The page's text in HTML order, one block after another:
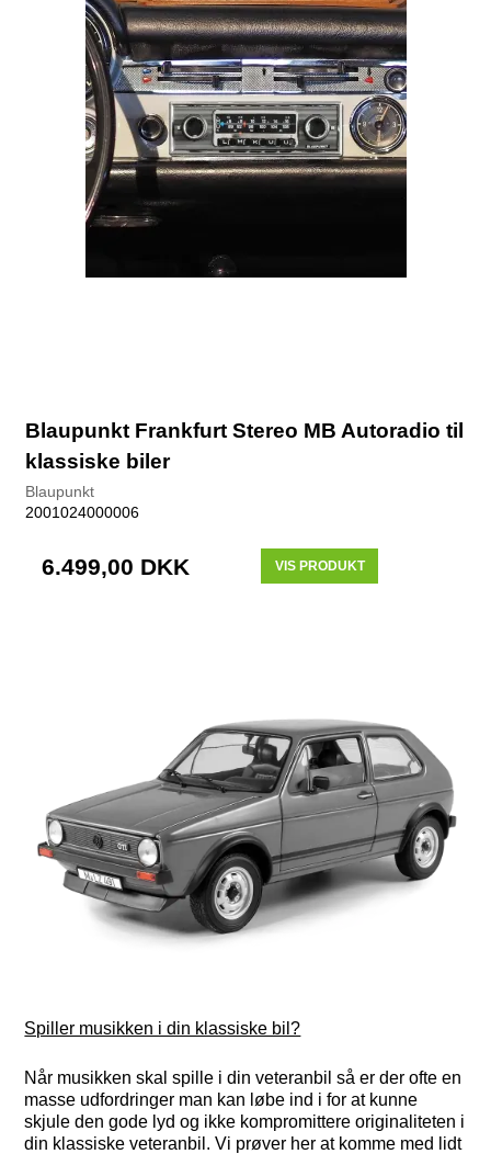
Blaupunkt Frankfurt Stereo MB Autoradio til
klassiske biler
Blaupunkt
2001024000006
6.499,00 DKK VIS PRODUKT
Spiller musikken i din klassiske bil?
Når musikken skal spille i din veteranbil så er der ofte en
masse udfordringer man kan løbe ind i for at kunne
skjule den gode lyd og ikke kompromittere originaliteten i
din klassiske veteranbil. Vi prøver her at komme med lidt